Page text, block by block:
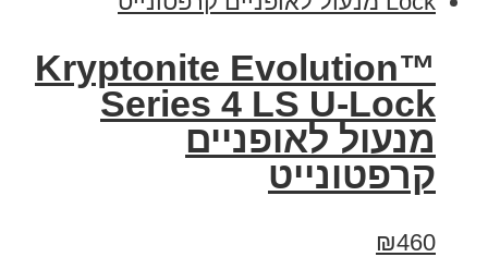
Kryptonite Evolution™
Series 4 LS U-Lock
מנעול לאופניים
קרפטונייט
₪460